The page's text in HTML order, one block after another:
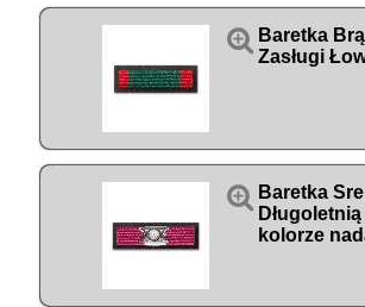
 Baretka
Zasługi
 Baretka
kolorze